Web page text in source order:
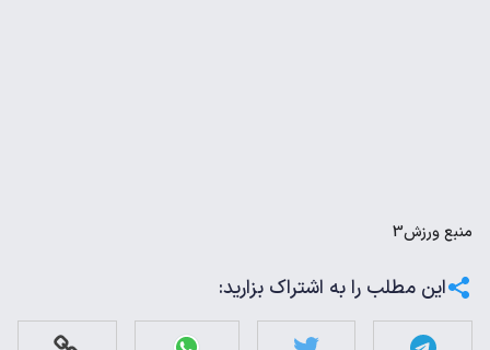
منبعورزش3
این مطلب را به اشتراک بزارید: